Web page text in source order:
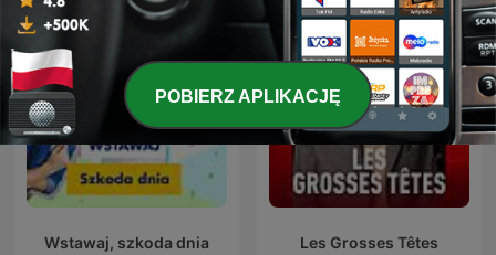
Wstawaj, szkoda dnia Les Grosses Têtes
POBIERZ APLIKACJĘ